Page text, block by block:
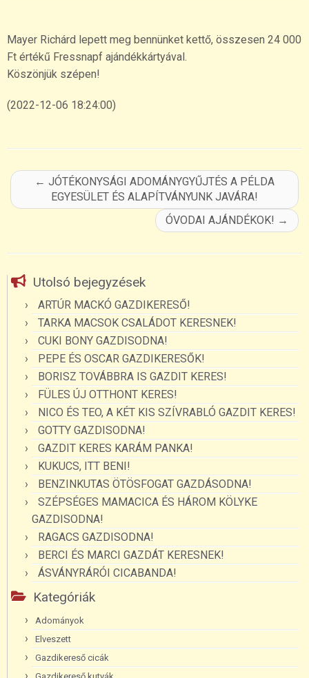
Mayer Richárd lepett meg bennünket kettő, összesen 24 000
Ft értékű Fressnapf ajándékkártyával.
Köszönjük szépen!
(2022-12-06 18:24:00)
← JÓTÉKONYSÁGI ADOMÁNYGYŰJTÉS A PÉLDA
EGYESÜLET ÉS ALAPÍTVÁNYUNK JAVÁRA!
ÓVODAI AJÁNDÉKOK! →
Utolsó bejegyzések
ARTÚR MACKÓ GAZDIKERESŐ!
TARKA MACSOK CSALÁDOT KERESNEK!
CUKI BONY GAZDISODNA!
PEPE ÉS OSCAR GAZDIKERESŐK!
BORISZ TOVÁBBRA IS GAZDIT KERES!
FÜLES ÚJ OTTHONT KERES!
NICO ÉS TEO, A KÉT KIS SZÍVRABLÓ GAZDIT KERES!
GOTTY GAZDISODNA!
GAZDIT KERES KARÁM PANKA!
KUKUCS, ITT BENI!
BENZINKUTAS ÖTÖSFOGAT GAZDÁSODNA!
SZÉPSÉGES MAMACICA ÉS HÁROM KÖLYKE
GAZDISODNA!
RAGACS GAZDISODNA!
BERCI ÉS MARCI GAZDÁT KERESNEK!
ÁSVÁNYRÁRÓI CICABANDA!
Kategóriák
Adományok
Elveszett
Gazdikereső cicák